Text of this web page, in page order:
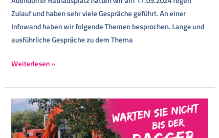
Zulauf und haben sehr viele Gespräche geführt. An einer
Infowand haben wir folgende Themen besprochen. Lange und
ausführliche Gespräche zu dem Thema
Weiterlesen »
Warten
Sie
nicht